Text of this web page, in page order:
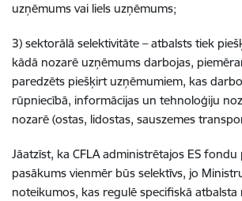
uzņēmums vai liels uzņēmums;
3) sektorālā selektivitāte – atbalsts tiek
kādā nozarē uzņēmums darbojas,
paredzēts piešķirt uzņēmumiem, kas
rūpniecībā, informācijas un tehnoloģiju
nozarē (ostas, lidostas, sauszemes
Jāatzīst, ka CFLA administrētajos ES
pasākums vienmēr būs selektīvs, jo
noteikumos, kas regulē specifiskā atbalsta